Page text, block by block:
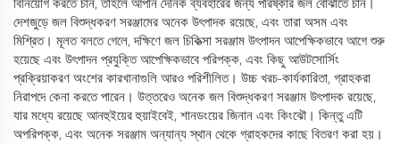
দেশজুড়ে জল বিশুদ্ধকরণ সরঞ্জামের অনেক উৎপাদক রয়েছে, এবং তারা অসম এবং
মিশ্রিত। মূলত বলতে গেলে, দক্ষিণে জল চিকিত্সা সরঞ্জাম উৎপাদন আপেক্ষিকভাবে আগে শুরু
হয়েছে এবং উৎপাদন প্রযুক্তি আপেক্ষিকভাবে পরিপক্ক, এবং কিছু আউটসোর্সিং
প্রক্রিয়াকরণ অংশের কারখানাগুলি আরও পরিশীলিত। উচ্চ খরচ-কার্যকারিতা, গ্রাহকরা
নিরাপদে কেনা করতে পারেন। উত্তরেও অনেক জল বিশুদ্ধকরণ সরঞ্জাম উৎপাদক রয়েছে,
যার মধ্যে রয়েছে আনহুইয়ের হুয়াইবেই, শানডংয়ের জিনান এবং কিংঝৌ। কিন্তু এটি
অপরিপক্ক, এবং অনেক সরঞ্জাম অন্যান্য স্থান থেকে গ্রাহকদের কাছে বিতরণ করা হয়।